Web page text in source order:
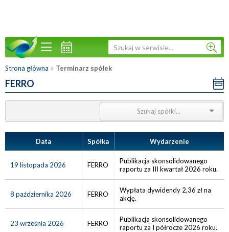
Strona główna » Terminarz spółek
FERRO
Data Spółka Wydarzenie
19 listopada 2026 FERRO
Publikacja skonsolidowanego
raportu za III kwartał 2026 roku.
8 października 2026 FERRO
Wypłata dywidendy 2,36 zł na
akcję.
23 września 2026 FERRO
Publikacja skonsolidowanego
raportu za I półrocze 2026 roku.